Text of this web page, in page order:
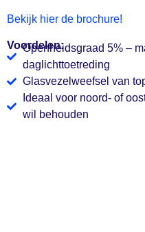
Bekijk hier de brochure!
Voordelen:
Openheidsgraad 5% –
daglichttoetreding
Glasvezelweefsel van
Ideaal voor noord- of
wil behouden